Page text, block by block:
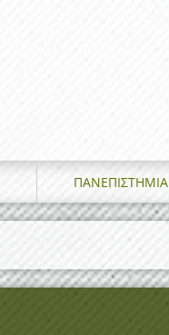
ΠΑΝΕΠΙΣΤΗΜΙΑ